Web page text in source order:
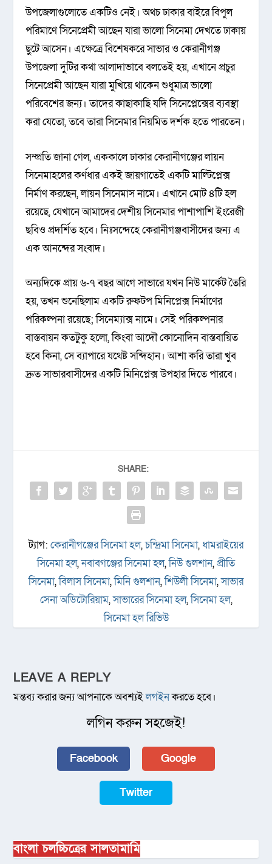
উপজেলাগুলোতে একটিও নেই। অথচ ঢাকার বাইরে বিপুল
পরিমাণে সিনেপ্রেমী আছেন যারা ভালো সিনেমা দেখতে ঢাকায়
ছুটে আসেন। এক্ষেত্রে বিশেষকরে সাভার ও কেরানীগঞ্জ
উপজেলা দুটির কথা আলাদাভাবে বলতেই হয়, এখানে প্রচুর
সিনেপ্রেমী আছেন যারা মুখিয়ে থাকেন শুধুমাত্র ভালো
পরিবেশের জন্য। তাদের কাছাকাছি যদি সিনেপ্লেক্সের ব্যবস্থা
করা যেতো, তবে তারা সিনেমার নিয়মিত দর্শক হতে পারতেন।
সম্প্রতি জানা গেল, এককালে ঢাকার কেরানীগঞ্জের লায়ন
সিনেমাহলের কর্ণধার একই জায়গাতেই এক‌টি মাল্টিপ্লেক্স
নির্মাণ করছেন, লায়ন সিনেমাস নামে। এখানে মোট ৪টি হল
রয়েছে, যেখানে আমাদের দেশীয় সিনেমার পাশাপাশি ইংরেজী
ছবিও প্রদর্শিত হবে। নিঃসন্দেহে কেরানীগঞ্জবাসীদের জন্য এ
এক আনন্দের সংবাদ।
অন্যদিকে প্রায় ৬-৭ বছর আগে সাভারে যখন নিউ মার্কেট তৈরি
হয়, তখন শুনেছিলাম এক‌টি রুফটপ মিনিপ্লেক্স নির্মাণের
পরিকল্পনা রয়েছে; সিনেম্যাক্স নামে। সেই পরিকল্পনার
বাস্তবায়ন কতটুকু হলো, কিংবা আদৌ কোনোদিন বাস্তবায়িত
হবে কিনা, সে ব্যাপারে যথেষ্ট সন্দিহান। আশা করি তারা খুব
দ্রুত সাভারবাসীদের এক‌টি মিনিপ্লেক্স উপহার দিতে পারবে।
SHARE:
ট্যাগ: কেরানীগঞ্জের সিনেমা হল,চন্দ্রিমা সিনেমা, ধামরাইয়ের
সিনেমা হল,নবাবগঞ্জের সিনেমা হল,নিউ গুলশান,প্রীতি
সিনেমা,বিলাস সিনেমা,মিনি গুলশান,শিউলী সিনেমা,সাভার
সেনা অডিটোরিয়াম,সাভারের সিনেমা হল,সিনেমা হল,
সিনেমা হল রিভিউ
LEAVE A REPLY
মন্তব্য করার জন্য আপনাকে অবশ্যইলগইনকরতে হবে।
লগিন করুন সহজেই!
Facebook Google
Twitter
বাংলা চলচ্চিত্রের সালতামামি